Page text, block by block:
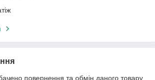
повернення та обмін даного товару